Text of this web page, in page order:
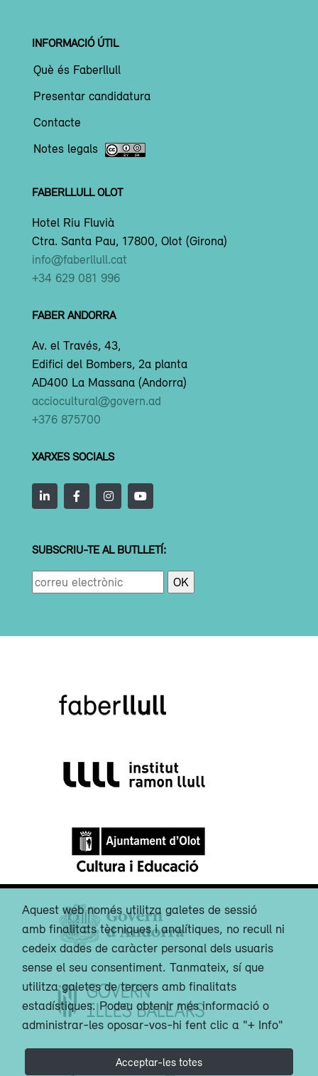
INFORMACIÓ ÚTIL
Què és Faberllull
Presentar candidatura
Contacte
Notes legals
FABERLLULL OLOT
Hotel Riu Fluvià
Ctra. Santa Pau, 17800, Olot (Girona)
info@faberllull.cat
+34 629 081 996
FABER ANDORRA
Av. el Través, 43,
Edifici del Bombers, 2a planta
AD400 La Massana (Andorra)
acciocultural@govern.ad
+376 875700
XARXES SOCIALS
SUBSCRIU-TE AL BUTLLETÍ:
Aquest web només utilitza galetes de sessió
amb finalitats tècniques i analítiques, no recull ni
cedeix dades de caràcter personal dels usuaris
sense el seu consentiment. Tanmateix, sí que
utilitza galetes de tercers amb finalitats
estadístiques. Podeu obtenir més informació o
administrar-les oposar-vos-hi fent clic a "+ Info"
Acceptar-les totes